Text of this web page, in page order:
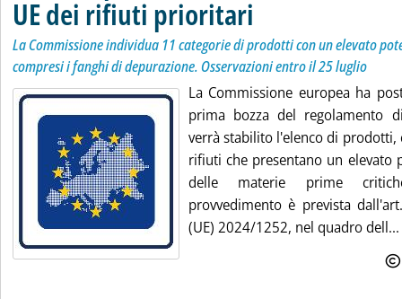
UE dei rifiuti prioritari
La Commissione individua 11 categorie di prodotti con un elevato
compresi i fanghi di depurazione. Osservazioni entro il 25 luglio
La Commissione europea ha
prima bozza del regolamento
verrà stabilito l'elenco di
rifiuti che presentano un elevato
delle materie prime
provvedimento è prevista
(UE) 2024/1252, nel quadro dell...